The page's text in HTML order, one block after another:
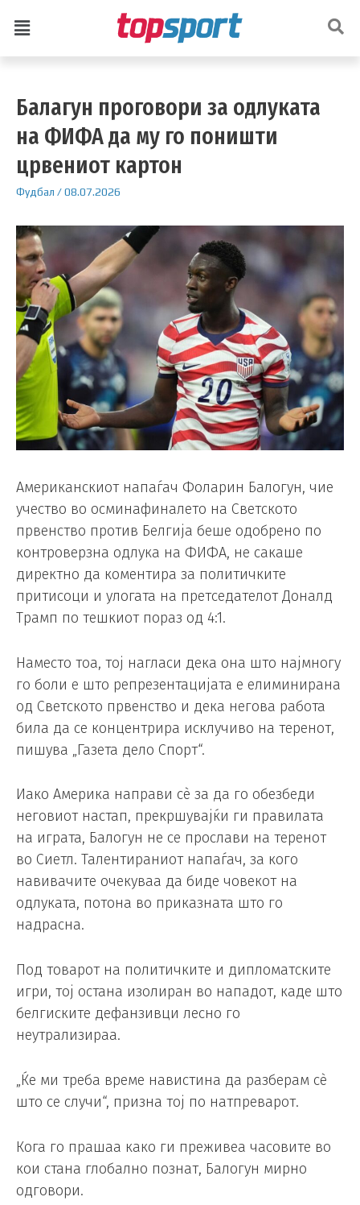
Балагун проговори за одлуката
на ФИФА да му го поништи
црвениот картон
Фудбал /08.07.2026
Американскиот напаѓач Фоларин Балогун, чие
учество во осминафиналето на Светското
првенство против Белгија беше одобрено по
контроверзна одлука на ФИФА, не сакаше
директно да коментира за политичките
притисоци и улогата на претседателот Доналд
Трамп по тешкиот пораз од 4:1.
Наместо тоа, тој нагласи дека она што најмногу
го боли е што репрезентацијата е елиминирана
од Светското првенство и дека негова работа
била да се концентрира исклучиво на теренот,
пишува „Газета дело Спорт“.
Иако Америка направи сè за да го обезбеди
неговиот настап, прекршувајќи ги правилата
на играта, Балогун не се прослави на теренот
во Сиетл. Талентираниот напаѓач, за кого
навивачите очекуваа да биде човекот на
одлуката, потона во приказната што го
надрасна.
Под товарот на политичките и дипломатските
игри, тој остана изолиран во нападот, каде што
белгиските дефанзивци лесно го
неутрализираа.
„Ќе ми треба време навистина да разберам сè
што се случи“, призна тој по натпреварот.
Кога го прашаа како ги преживеа часовите во
кои стана глобално познат, Балогун мирно
одговори.